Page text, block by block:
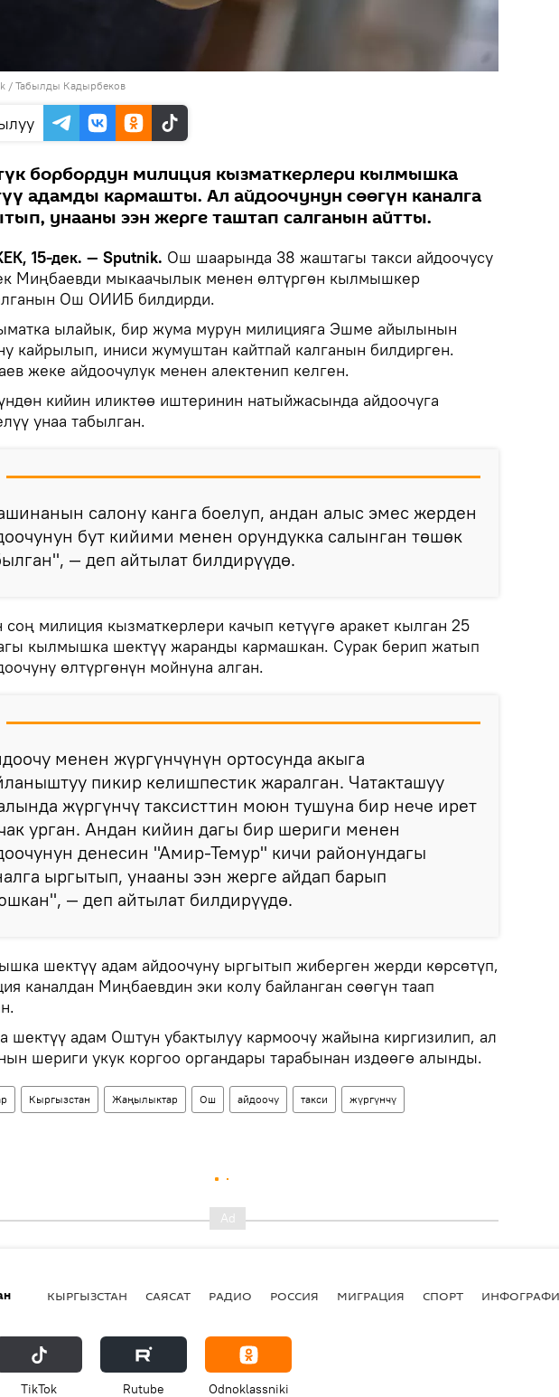
/ Табылды Кадырбеков
борбордун милиция кызматкерлери кылмышка
адамды кармашты. Ал айдоочунун сөөгүн каналга
унааны ээн жерге таштап салганын айтты.
15-дек. — Sputnik. Ош шаарында 38 жаштагы такси айдоочусу
Миңбаевди мыкаачылык менен өлтүргөн кылмышкер
Ош ОИИБ билдирди.
ылайык, бир жума мурун милицияга Эшме айылынын
кайрылып, иниси жумуштан кайтпай калганын билдирген.
жеке айдоочулук менен алектенип келген.
кийин иликтөө иштеринин натыйжасында айдоочуга
унаа табылган.
салону канга боелуп, андан алыс эмес жерден
бут кийими менен орундукка салынган төшөк
— деп айтылат билдирүүдө.
соң милиция кызматкерлери качып кетүүгө аракет кылган 25
кылмышка шектүү жаранды кармашкан. Сурак берип жатып
өлтүргөнүн мойнуна алган.
менен жүргүнчүнүн ортосунда акыга
пикир келишпестик жаралган. Чатакташуу
жүргүнчү таксисттин моюн тушуна бир нече ирет
урган. Андан кийин дагы бир шериги менен
денесин "Амир-Темур" кичи районундагы
ыргытып, унааны ээн жерге айдап барып
— деп айтылат билдирүүдө.
шектүү адам айдоочуну ыргытып жиберген жерди көрсөтүп,
каналдан Миңбаевдин эки колу байланган сөөгүн таап
шектүү адам Оштун убактылуу кармоочу жайына киргизилип, ал
шериги укук коргоо органдары тарабынан издөөгө алынды.
Кыргызстан Жаңылыктар Ош айдоочу такси жүргүнчү
КЫРГЫЗСТАН САЯСАТ РАДИО РОССИЯ МИГРАЦИЯ СПОРТ
ТikТоk Rutube Odnoklassniki